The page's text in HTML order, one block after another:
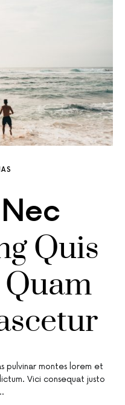
Quis
pulvinar montes lorem et
Vici consequat justo